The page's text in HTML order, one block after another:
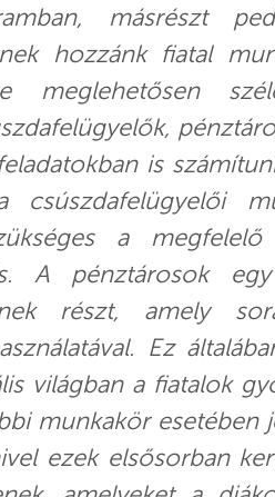
másrészt
hozzánk fiatal
meglehetősen
is
csúszdafelügyelői
a
A pénztárosok
részt, amely
Ez
világban a fiatalok
munkakör esetében
ezek elsősorban